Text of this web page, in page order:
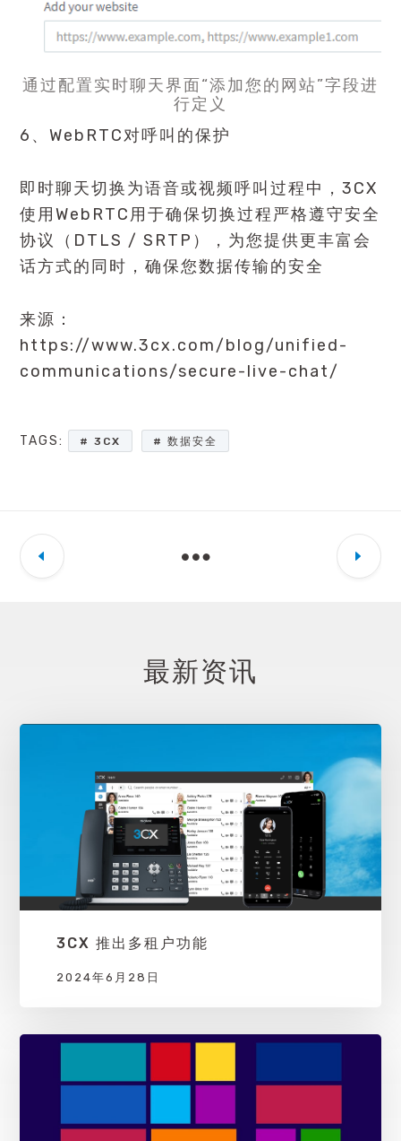
通过配置实时聊天界面“添加您的网站”字段进
行定义
6、WebRTC对呼叫的保护
即时聊天切换为语音或视频呼叫过程中，3CX
使用WebRTC用于确保切换过程严格遵守安全
协议（DTLS / SRTP），为您提供更丰富会
话方式的同时，确保您数据传输的安全
来源：
https://www.3cx.com/blog/unified-
communications/secure-live-chat/
TAGS: 3CX 数据安全
最新资讯
3CX 推出多租户功能
2024年6月28日